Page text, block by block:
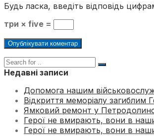
Будь ласка, введіть відповідь
три × five =
Недавні записи
Допомога нашим
Відкриття меморіалу загиблим
Ямковий ремонт у
Герої не вмирають, вони в
Герої не вмирають, вони в